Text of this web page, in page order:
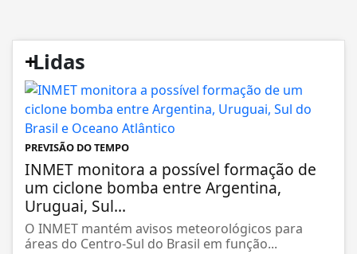
+
Lidas
PREVISÃO DO TEMPO
INMET monitora a possível formação de
um ciclone bomba entre Argentina,
Uruguai, Sul...
O INMET mantém avisos meteorológicos para
áreas do Centro-Sul do Brasil em função...